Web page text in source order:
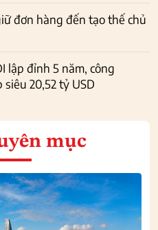
đơn hàng đến tạo thế chủ
lập đỉnh 5 năm, công
20,52 tỷ USD
mục